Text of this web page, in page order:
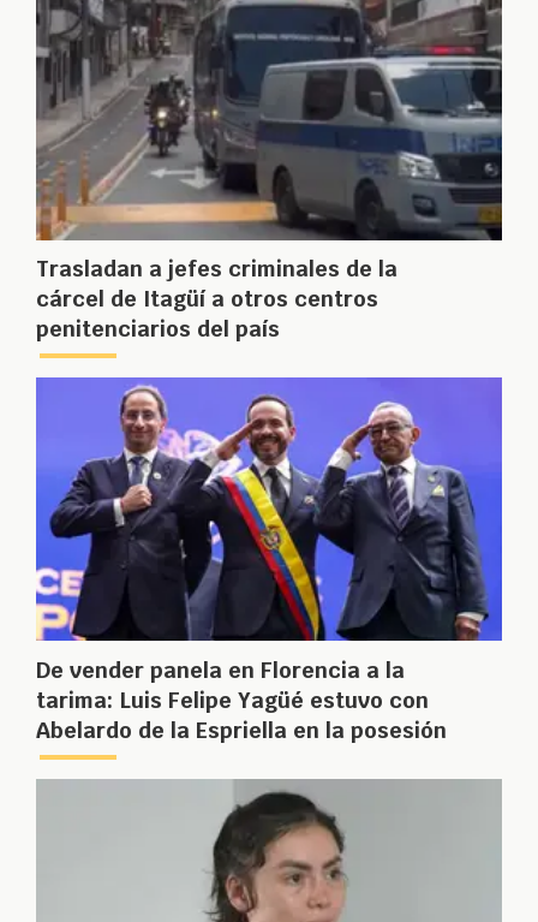
Trasladan a jefes criminales de la
cárcel de Itagüí a otros centros
penitenciarios del país
De vender panela en Florencia a la
tarima: Luis Felipe Yagüé estuvo con
Abelardo de la Espriella en la posesión